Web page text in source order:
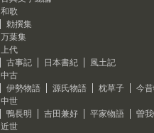
和歌
勅撰集
万葉集
上代
古事記
日本書紀
風土記
中古
伊勢物語
源氏物語 枕草子
今
中世
鴨長明
吉田兼好 平家物語
曽
近世